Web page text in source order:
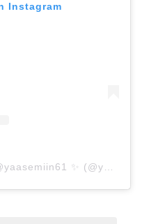
Instagram